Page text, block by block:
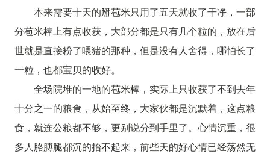
本来需要十天的掰苞米只用了五天就收了干净，一部
分苞米棒上有点收获，大部分都是只有几个粒的，放在后
世就是直接粉了喂猪的那种，但是没有人舍得，哪怕长了
一粒，也都宝贝的收好。
全场院堆的一地的苞米棒，实际上只收获了不到去年
十分之一的粮食，从始至终，大家伙都是沉默着，这点粮
食，就连公粮都不够，更别说分到手里了。心情沉重，很
多人胳膊腿都沉的抬不起来，前些天的好心情已经荡然无